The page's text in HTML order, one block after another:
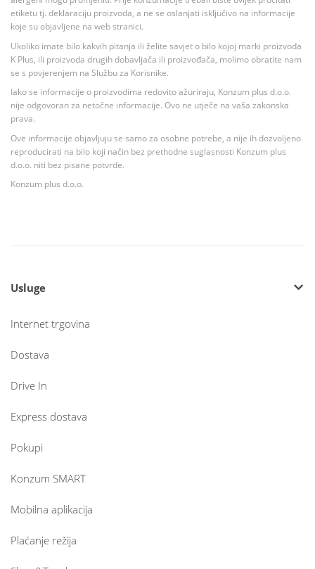
etiketu tj. deklaraciju proizvoda, a ne se oslanjati isključivo na informacije
koje su objavljene na web stranici.
Ukoliko imate bilo kakvih pitanja ili želite savjet o bilo kojoj marki proizvoda
K Plus, ili proizvoda drugih dobavljača ili proizvođača, molimo obratite nam
se s povjerenjem na Službu za Korisnike.
Iako se informacije o proizvodima redovito ažuriraju, Konzum plus d.o.o.
nije odgovoran za netočne informacije. Ovo ne utječe na vaša zakonska
prava.
Ove informacije objavljuju se samo za osobne potrebe, a nije ih dozvoljeno
reproducirati na bilo koji način bez prethodne suglasnosti Konzum plus
d.o.o. niti bez pisane potvrde.
Konzum plus d.o.o.
Usluge
Internet trgovina
Dostava
Drive In
Express dostava
Pokupi
Konzum SMART
Mobilna aplikacija
Plaćanje režija